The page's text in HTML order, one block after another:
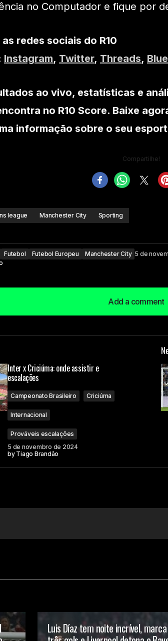
no Computador e fique por
as redes sociais do R10
Instagram, Twitter, Threads,
ao vivo, estatísticas e
no R10 Score. Baixe
informação sobre o seu
Compartilhe!
league Manchester City Sporting
Futebol Futebol Europeu Manchester City 5 de
Add a comment
Add a comment
de e-mail não será publicado.
Inter x Criciúma: onde assistir e
escalações
Campeonato Brasileiro Criciúma
Internacional
Prováveis escalações
5 de novembro de 2024
by Tiago Brandão
Luis Díaz tem noite incrível, marca